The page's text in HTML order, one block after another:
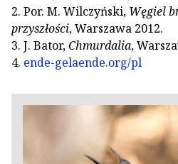
2. Por. M. Wilczyński, Węgiel
przyszłości, Warszawa 2012.
3. J. Bator,Chmurdalia,
4. ende-gelaende.org/pl